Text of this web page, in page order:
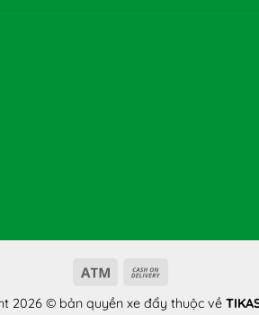
Atm
Delivery
2026 © bản quyền xe đẩy thuộc về